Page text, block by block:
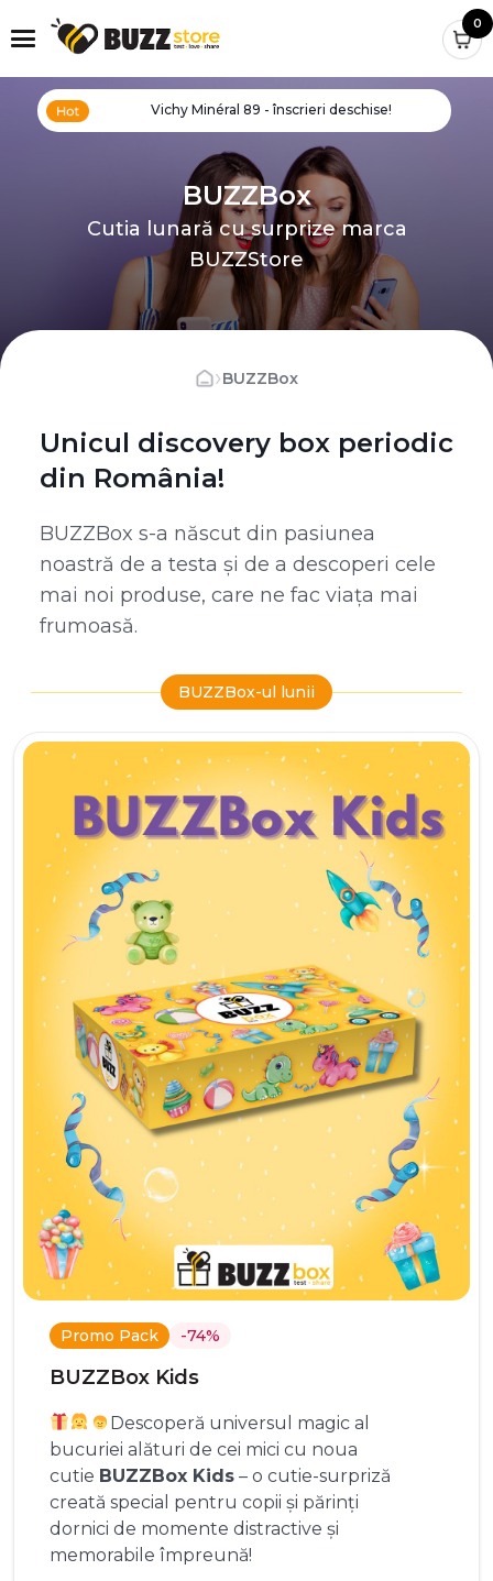
0
Vichy Minéral 89 - înscrieri deschise!
BUZZBox
Cutia lunară cu surprize marca
BUZZStore
›BUZZBox
Unicul discovery box periodic
din România!
BUZZBox s-a născut din pasiunea
noastră de a testa și de a descoperi cele
mai noi produse, care ne fac viața mai
frumoasă.
BUZZBox-ul lunii
Promo Pack -74%
BUZZBox Kids
Descoperă universul magic al
bucuriei alături de cei mici cu noua
cutie BUZZBox Kids – o cutie-surpriză
creată special pentru copii și părinți
dornici de momente distractive și
memorabile împreună!